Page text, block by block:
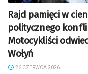
Rajd pamięci w
politycznego
Motocykliści
Wołyń
26 CZERWCA 2026